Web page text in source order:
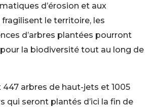
d’érosion et aux
le territoire, les
d’arbres plantées pourront
la biodiversité tout au long de
arbres de haut-jets et 1005
qui seront plantés d’ici la fin de